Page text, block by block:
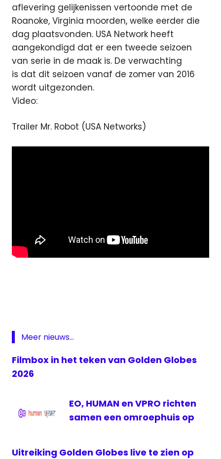
aflevering gelijkenissen vertoonde met de
Roanoke, Virginia moorden, welke eerder die
dag plaatsvonden. USA Network heeft
aangekondigd dat er een tweede seizoen
van serie in de maak is. De verwachting
is dat dit seizoen vanaf de zomer van 2016
wordt uitgezonden.
Video:
Trailer Mr. Robot (USA Networks)
Rami
Malek
VPRO
Meer nieuws...
Filmbox in het teken van Golden Globes
2026
EO, HUMAN en VPRO richten
samen een omroephuis op
Uitreiking Golden Globes live te zien op